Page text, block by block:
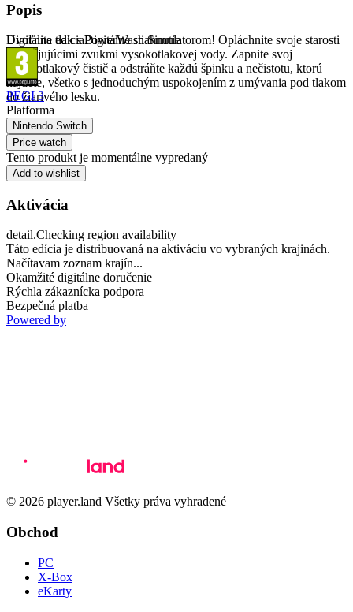
Popis
Uvoľnite tlak s PowerWash Simulatorom! Opláchnite svoje starosti
upokojujúcimi zvukmi vysokotlakovej vody. Zapnite svoj
vysokotlakový čistič a odstráňte každú špinku a nečistotu, ktorú
nájdete, všetko s jednoduchým uspokojením z umývania pod tlakom
do žiarivého lesku.
Digitálna edíciaDigitálne stiahnutie
PEGI 3
Platforma
Nintendo Switch
Price watch
Tento produkt je momentálne vypredaný
Add to wishlist
Aktivácia
detail.Checking region availability
Táto edícia je distribuovaná na aktiváciu vo vybraných krajinách.
Načítavam zoznam krajín...
Okamžité digitálne doručenie
Rýchla zákaznícka podpora
Bezpečná platba
Powered by
© 2026 player.land Všetky práva vyhradené
Obchod
PC
X-Box
eKarty